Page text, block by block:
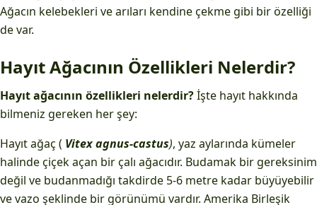
Ağacın kelebekleri ve arıları kendine çekme gibi bir özelliği
de var.
Hayıt Ağacının Özellikleri Nelerdir?
Hayıt ağacının özellikleri nelerdir?İşte hayıt hakkında
bilmeniz gereken her şey:
Hayıt ağaç ( Vitex agnus-castus), yaz aylarında kümeler
halinde çiçek açan bir çalı ağacıdır. Budamak bir gereksinim
değil ve budanmadığı takdirde 5-6 metre kadar büyüyebilir
ve vazo şeklinde bir görünümü vardır. Amerika Birleşik